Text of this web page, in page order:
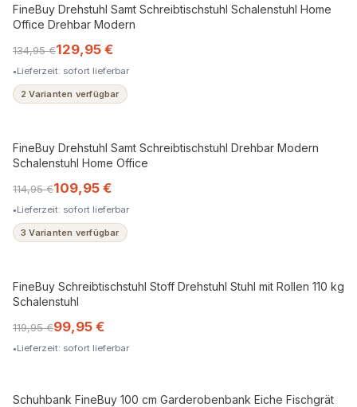
FineBuy Drehstuhl Samt Schreibtischstuhl Schalenstuhl Home
Office Drehbar Modern
134,95 €129,95 €
Lieferzeit: sofort lieferbar
2 Varianten verfügbar
FineBuy Drehstuhl Samt Schreibtischstuhl Drehbar Modern
Schalenstuhl Home Office
114,95 €109,95 €
Lieferzeit: sofort lieferbar
3 Varianten verfügbar
FineBuy Schreibtischstuhl Stoff Drehstuhl Stuhl mit Rollen 110 kg
Schalenstuhl
119,95 €99,95 €
Lieferzeit: sofort lieferbar
Schuhbank FineBuy 100 cm Garderobenbank Eiche Fischgrät